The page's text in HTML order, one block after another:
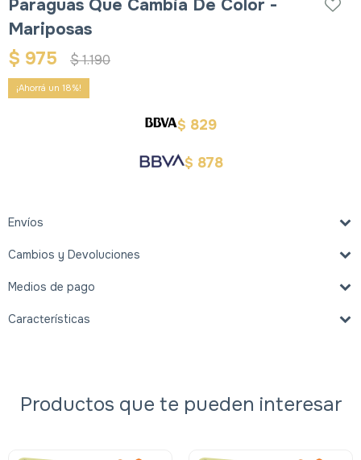
Paraguas Que Cambia De Color -
Mariposas
$ 975 $1.190
18
$ 829
$ 878
Envíos
Cambios y Devoluciones
Medios de pago
Características
Productos que te pueden interesar